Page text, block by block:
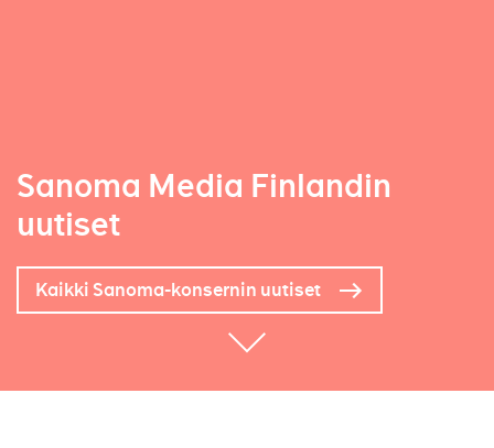
Sanoma Media Finlandin
uutiset
Kaikki Sanoma-konsernin uutiset